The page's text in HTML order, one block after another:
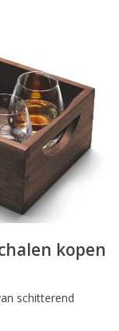
kopen
schitterend